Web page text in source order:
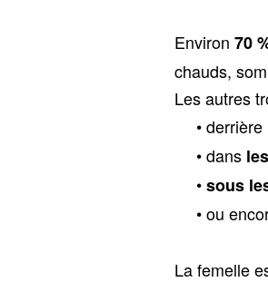
Environ 70
chauds,
Les autres
derrière
dans
sous
ou
La femelle